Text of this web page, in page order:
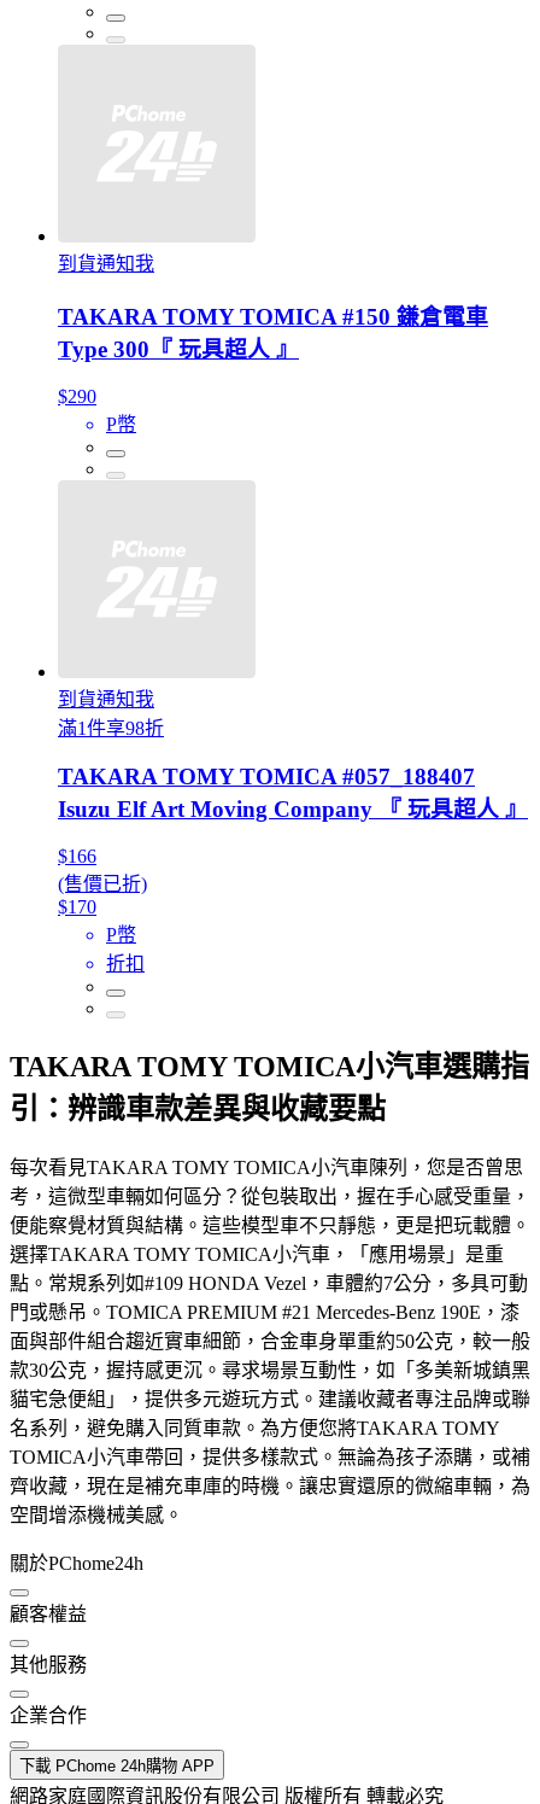
到貨通知我
TAKARA TOMY TOMICA #150 鎌倉電車
Type 300『 玩具超人 』
$290
P幣
到貨通知我
滿1件享98折
TAKARA TOMY TOMICA #057_188407
Isuzu Elf Art Moving Company 『 玩具超人 』
$166
(售價已折)
$170
P幣
折扣
TAKARA TOMY TOMICA小汽車選購指
引：辨識車款差異與收藏要點
每次看見TAKARA TOMY TOMICA小汽車陳列，您是否曾思
考，這微型車輛如何區分？從包裝取出，握在手心感受重量，
便能察覺材質與結構。這些模型車不只靜態，更是把玩載體。
選擇TAKARA TOMY TOMICA小汽車，「應用場景」是重
點。常規系列如#109 HONDA Vezel，車體約7公分，多具可動
門或懸吊。TOMICA PREMIUM #21 Mercedes-Benz 190E，漆
面與部件組合趨近實車細節，合金車身單重約50公克，較一般
款30公克，握持感更沉。尋求場景互動性，如「多美新城鎮黑
貓宅急便組」，提供多元遊玩方式。建議收藏者專注品牌或聯
名系列，避免購入同質車款。為方便您將TAKARA TOMY
TOMICA小汽車帶回，提供多樣款式。無論為孩子添購，或補
齊收藏，現在是補充車庫的時機。讓忠實還原的微縮車輛，為
空間增添機械美感。
關於PChome24h
顧客權益
其他服務
企業合作
下載 PChome 24h購物 APP
網路家庭國際資訊股份有限公司 版權所有 轉載必究